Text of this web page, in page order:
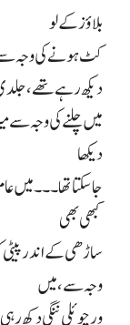
بلاؤز کے لو
کٹ ہونے کی وجہ
دیکھ رہے تھے،
میں چلنے کی وجہ سے
دیکھا
جا سکتا تھا۔۔۔ میں
کبھی بھی
ساڑھی کے اندر
وجہ سے، میں
ورچوئلی ننگی